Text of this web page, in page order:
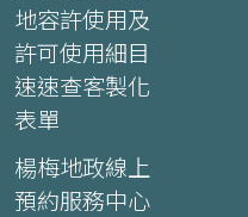
地容許使用及
許可使用細目
速速查客製化
表單
楊梅地政線上
預約服務中心